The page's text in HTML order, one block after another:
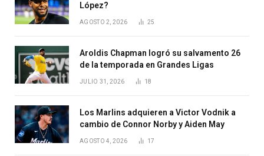
López?
AGOSTO 2, 2026 25
Aroldis Chapman logró su salvamento 26
de la temporada en Grandes Ligas
JULIO 31, 2026 18
Los Marlins adquieren a Victor Vodnik a
cambio de Connor Norby y Aiden May
AGOSTO 4, 2026 17